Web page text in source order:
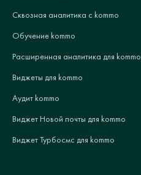
Сквозная аналитика с kommo
Обучение kommo
Расширенная аналитика для kommo
Виджеты для kommo
Аудит kommo
Виджет Новой почты для kommo
Виджет Турбосмс для kommo